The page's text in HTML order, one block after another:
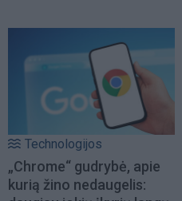
Technologijos
„Chrome“ gudrybė, apie
kurią žino nedaugelis: